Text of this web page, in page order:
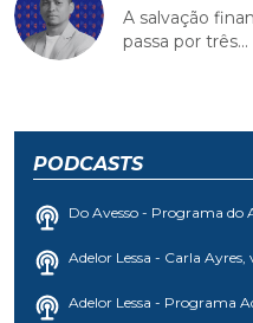
A salvação
passa por três...
PODCASTS
Do Avesso - Programa do
Adelor Lessa - Carla
Adelor Lessa - Programa